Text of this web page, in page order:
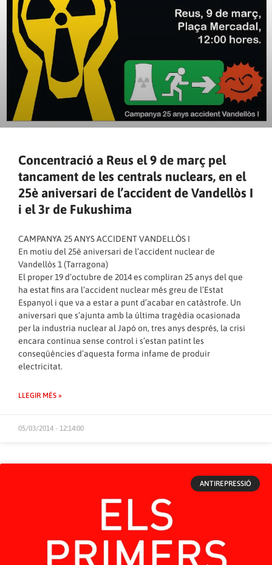
Concentració a Reus el 9 de març pel
tancament de les centrals nuclears, en el
25è aniversari de l’accident de Vandellòs I
i el 3r de Fukushima
CAMPANYA 25 ANYS ACCIDENT VANDELLÒS I
En motiu del 25è aniversari de l’accident nuclear de
Vandellòs 1 (Tarragona)
El proper 19 d’octubre de 2014 es compliran 25 anys del que
ha estat fins ara l’accident nuclear més greu de l’Estat
Espanyol i que va a estar a punt d’acabar en catàstrofe. Un
aniversari que s’ajunta amb la última tragèdia ocasionada
per la industria nuclear al Japó on, tres anys després, la crisi
encara continua sense control i s’estan patint les
conseqüències d’aquesta forma infame de produir
electricitat.
LLEGIR MÉS »
05/03/2014 - 12:14:00
ANTIREPRESSIÓ